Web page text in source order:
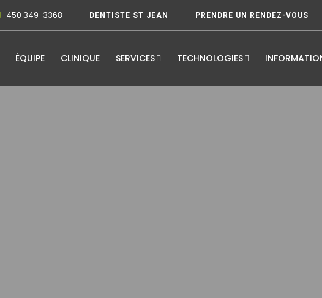
450 349-3368 DENTISTE ST JEAN PRENDRE UN RENDEZ-VOUS
ÉQUIPE CLINIQUE SERVICES TECHNOLOGIES